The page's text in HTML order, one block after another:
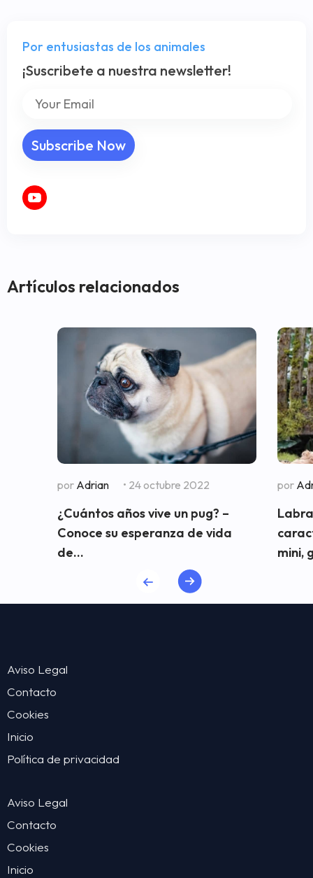
Por entusiastas de los animales
¡Suscribete a nuestra newsletter!
Artículos relacionados
por Adrian • 24 octubre 2022
¿Cuántos años vive un pug? –
Conoce su esperanza de vida
de...
por
mini,
Aviso Legal
Contacto
Cookies
Inicio
Política de privacidad
Aviso Legal
Contacto
Cookies
Inicio